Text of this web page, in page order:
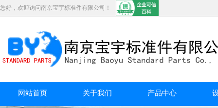
您好，欢迎访问南京宝宇标准件有限公司！
网站首页 关于我们 产品中心